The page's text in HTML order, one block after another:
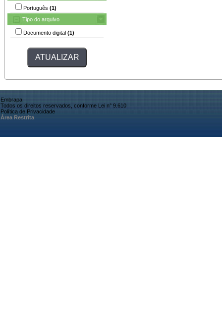
Português (1)
Tipo do arquivo
Documento digital (1)
Embrapa
Todos os direitos reservados, conforme Lei n° 9.610
Política de Privacidade
Área Restrita